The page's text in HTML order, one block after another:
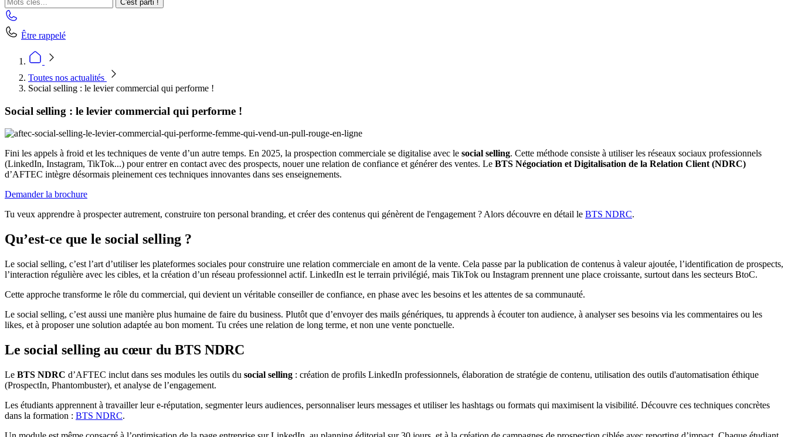
C'est parti !
Être rappelé
Toutes nos actualités
Social selling : le levier commercial qui performe !
Social selling : le levier commercial qui performe !
Fini les appels à froid et les techniques de vente d’un autre temps. En 2025, la prospection commerciale se digitalise avec le social selling. Cette méthode consiste à utiliser les réseaux sociaux professionnels
(LinkedIn, Instagram, TikTok...) pour entrer en contact avec des prospects, nouer une relation de confiance et générer des ventes. Le BTS Négociation et Digitalisation de la Relation Client (NDRC)
d’AFTEC intègre désormais pleinement ces techniques innovantes dans ses enseignements.
Demander la brochure
Tu veux apprendre à prospecter autrement, construire ton personal branding, et créer des contenus qui génèrent de l'engagement ? Alors découvre en détail le BTS NDRC.
Qu’est-ce que le social selling ?
Le social selling, c’est l’art d’utiliser les plateformes sociales pour construire une relation commerciale en amont de la vente. Cela passe par la publication de contenus à valeur ajoutée, l’identification de prospects,
l’interaction régulière avec les cibles, et la création d’un réseau professionnel actif. LinkedIn est le terrain privilégié, mais TikTok ou Instagram prennent une place croissante, surtout dans les secteurs BtoC.
Cette approche transforme le rôle du commercial, qui devient un véritable conseiller de confiance, en phase avec les besoins et les attentes de sa communauté.
Le social selling, c’est aussi une manière plus humaine de faire du business. Plutôt que d’envoyer des mails génériques, tu apprends à écouter ton audience, à analyser ses besoins via les commentaires ou les
likes, et à proposer une solution adaptée au bon moment. Tu crées une relation de long terme, et non une vente ponctuelle.
Le social selling au cœur du BTS NDRC
Le BTS NDRC d’AFTEC inclut dans ses modules les outils du social selling : création de profils LinkedIn professionnels, élaboration de stratégie de contenu, utilisation des outils d'automatisation éthique
(ProspectIn, Phantombuster), et analyse de l’engagement.
Les étudiants apprennent à travailler leur e-réputation, segmenter leurs audiences, personnaliser leurs messages et utiliser les hashtags ou formats qui maximisent la visibilité. Découvre ces techniques concrètes
dans la formation : BTS NDRC.